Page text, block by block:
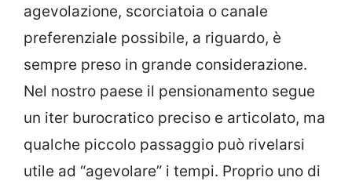
agevolazione, scorciatoia o canale
preferenziale possibile, a riguardo, è
sempre preso in grande considerazione.
Nel nostro paese il pensionamento segue
un iter burocratico preciso e articolato, ma
qualche piccolo passaggio può rivelarsi
utile ad “agevolare” i tempi. Proprio uno di